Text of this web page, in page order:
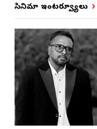
సినిమా ఇంటర్వ్యూలు